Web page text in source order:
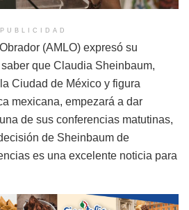
PUBLICIDAD
(AMLO) expresó su
que Claudia Sheinbaum,
Ciudad de México y figura
mexicana, empezará a dar
de sus conferencias matutinas,
de Sheinbaum de
es una excelente noticia para